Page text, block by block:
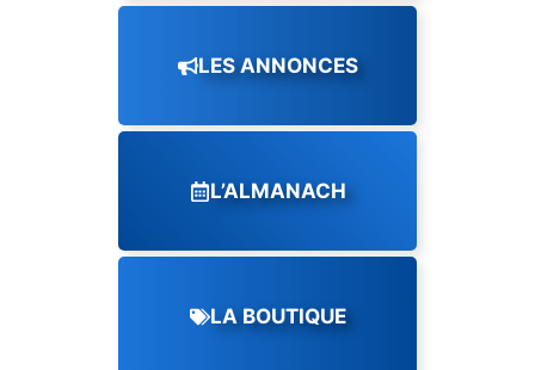
LES ANNONCES
L’ALMANACH
LA BOUTIQUE